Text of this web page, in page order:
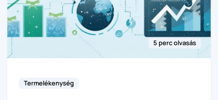
5 perc olvasás
Termelékenység